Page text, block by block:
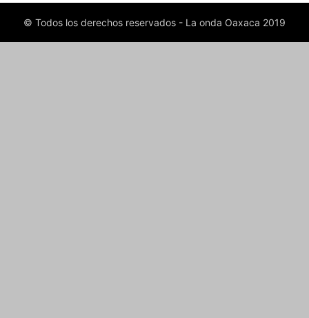
© Todos los derechos reservados - La onda Oaxaca 2019